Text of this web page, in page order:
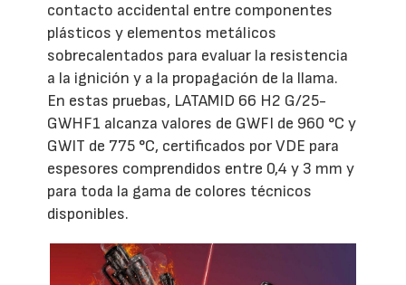
contacto accidental entre componentes
plásticos y elementos metálicos
sobrecalentados para evaluar la resistencia
a la ignición y a la propagación de la llama.
En estas pruebas, LATAMID 66 H2 G/25-
GWHF1 alcanza valores de GWFI de 960 °C y
GWIT de 775 °C, certificados por VDE para
espesores comprendidos entre 0,4 y 3 mm y
para toda la gama de colores técnicos
disponibles.